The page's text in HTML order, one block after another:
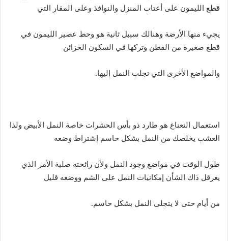
قطع الليمون على أعتاب المنزل والنوافذ وعلى المقار التي
يجيء منها الأرضة وهنالك سبيل ثانية هو وحط عصير الليمون في
قطع صغيرة من القطن وتركها في السكون الخزائن
والمواضع الأخرى التي تجلب النمل إليها.
استعمال النعناع هو طارد ذو بأس الحشرات خاصة النمل الأبيض ولذا
العشب يخلصك من النمل بشكل حاسم إشتراط وضعه
طول الوقت في مواضع وجود النمل ولأن رائحته صلبة الأمر الذي
يعرقل ذاك الشأن إمكانيات النمل على الشم ووضعه قليل
من أيام حتى لا يتجلى النمل بشكل حاسم.